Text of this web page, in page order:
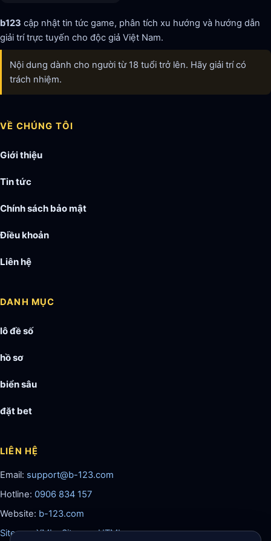
b123 cập nhật tin tức game, phân tích xu hướng và hướng dẫn
giải trí trực tuyến cho độc giả Việt Nam.
Nội dung dành cho người từ 18 tuổi trở lên. Hãy giải trí có
trách nhiệm.
VỀ CHÚNG TÔI
Giới thiệu
Tin tức
Chính sách bảo mật
Điều khoản
Liên hệ
DANH MỤC
lô đề số
hồ sơ
biển sâu
đặt bet
LIÊN HỆ
Email: support@b-123.com
Hotline: 0906 834 157
Website: b-123.com
Sitemap XML·Sitemap HTML